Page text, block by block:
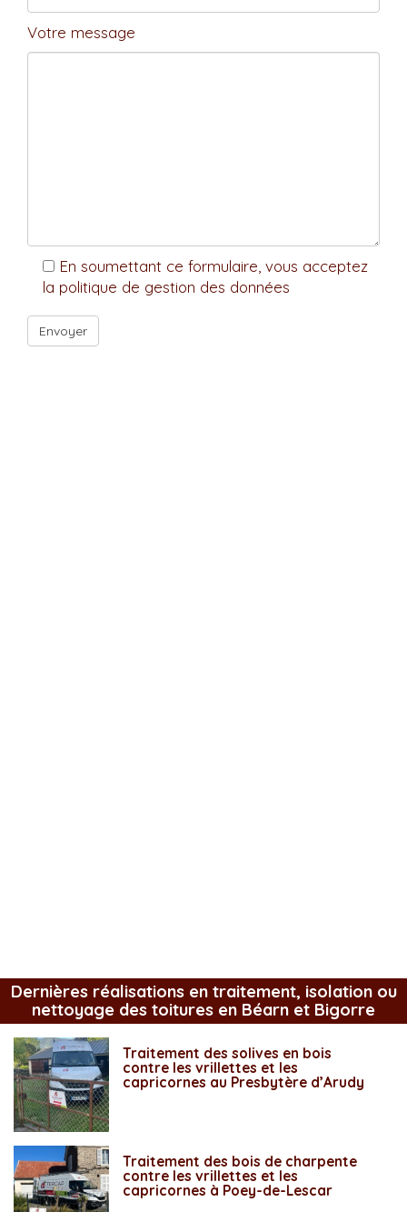
Votre message
En soumettant ce formulaire, vous acceptez
la politique de gestion des données
Dernières réalisations en traitement, isolation ou
nettoyage des toitures en Béarn et Bigorre
Traitement des solives en bois
contre les vrillettes et les
capricornes au Presbytère d’Arudy
Traitement des bois de charpente
contre les vrillettes et les
capricornes à Poey-de-Lescar